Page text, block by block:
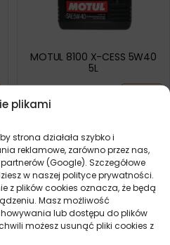
plikami
strona działała szybko i
reklamowe, zarówno przez nas,
(Google). Szczegółowe
w naszej polityce prywatności.
z plików cookies oznacza, że będą
Masz możliwość
lub dostępu do plików
możesz usunąć pliki cookies z
MOTUL 8100 X-CESS 5W40
5L